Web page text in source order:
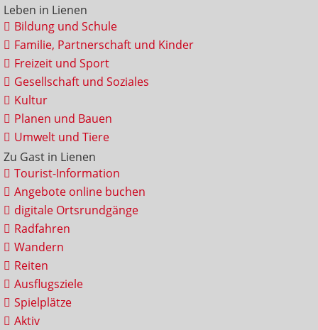
Leben in Lienen
Bildung und Schule
Familie, Partnerschaft und Kinder
Freizeit und Sport
Gesellschaft und Soziales
Kultur
Planen und Bauen
Umwelt und Tiere
Zu Gast in Lienen
Tourist-Information
Angebote online buchen
digitale Ortsrundgänge
Radfahren
Wandern
Reiten
Ausflugsziele
Spielplätze
Aktiv